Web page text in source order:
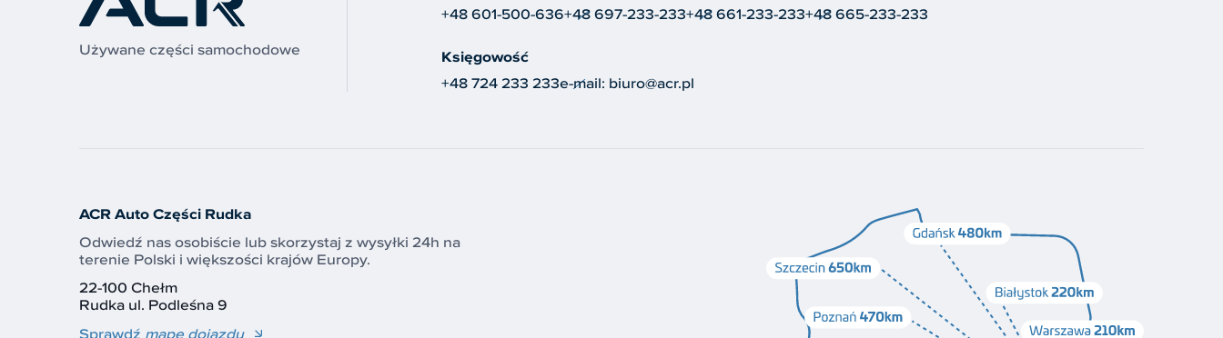
Używane części samochodowe
+48 601-500-636+48 697-233-233+48 661-233-233+48 665-233-233
Księgowość
+48 724 233 233e-mail: biuro@acr.pl
ACR Auto Części Rudka
Odwiedź nas osobiście lub skorzystaj z wysyłki 24h na
terenie Polski i większości krajów Europy.
22-100 Chełm
Rudka ul. Podleśna 9
Sprawdź mapę dojazdu